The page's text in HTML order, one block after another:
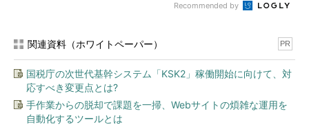
Recommended by
関連資料（ホワイトペーパー） PR
国税庁の次世代基幹システム「KSK2」稼働開始に向けて、対
応すべき変更点とは?
手作業からの脱却で課題を一掃、Webサイトの煩雑な運用を
自動化するツールとは